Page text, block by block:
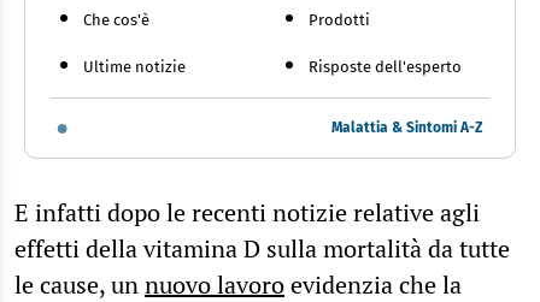
Che cos'è
Ultime notizie
Prodotti
Risposte dell'esperto
Malattia & Sintomi A-Z
E infatti dopo le recenti notizie relative agli
effetti della vitamina D sulla mortalità da tutte
le cause, unnuovo lavoroevidenzia che la